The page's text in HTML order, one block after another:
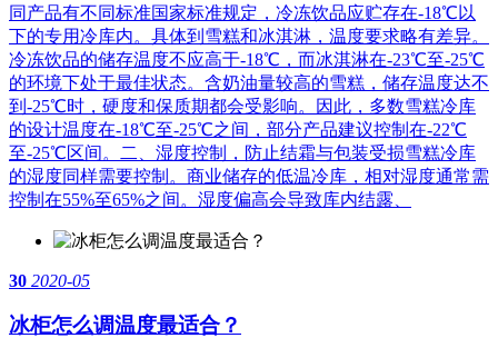
同产品有不同标准国家标准规定，冷冻饮品应贮存在-18℃以
下的专用冷库内。具体到雪糕和冰淇淋，温度要求略有差异。
冷冻饮品的储存温度不应高于-18℃，而冰淇淋在-23℃至-25℃
的环境下处于最佳状态。含奶油量较高的雪糕，储存温度达不
到-25℃时，硬度和保质期都会受影响。因此，多数雪糕冷库
的设计温度在-18℃至-25℃之间，部分产品建议控制在-22℃
至-25℃区间。二、湿度控制，防止结霜与包装受损雪糕冷库
的湿度同样需要控制。商业储存的低温冷库，相对湿度通常需
控制在55%至65%之间。湿度偏高会导致库内结露、
30 2020-05
冰柜怎么调温度最适合？